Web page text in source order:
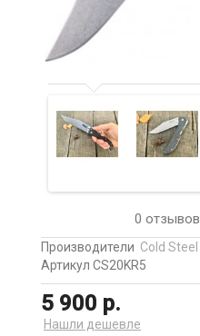
0 отзывов
Производители Cold Steel
Артикул CS20KR5
5 900 р.
Нашли дешевле